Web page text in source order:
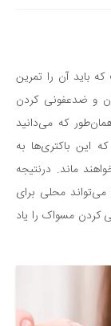
باید آن را تمرین
و ضدعفونی کردن
که می‌دانید
این باکتری‌ها به
ماند. درنتیجه
محلی برای
کردن مسواک را یاد